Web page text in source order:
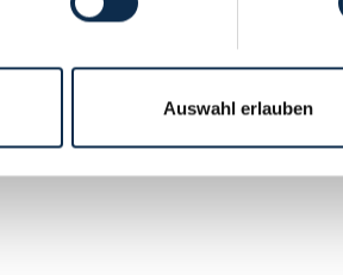
Auswahl erlauben